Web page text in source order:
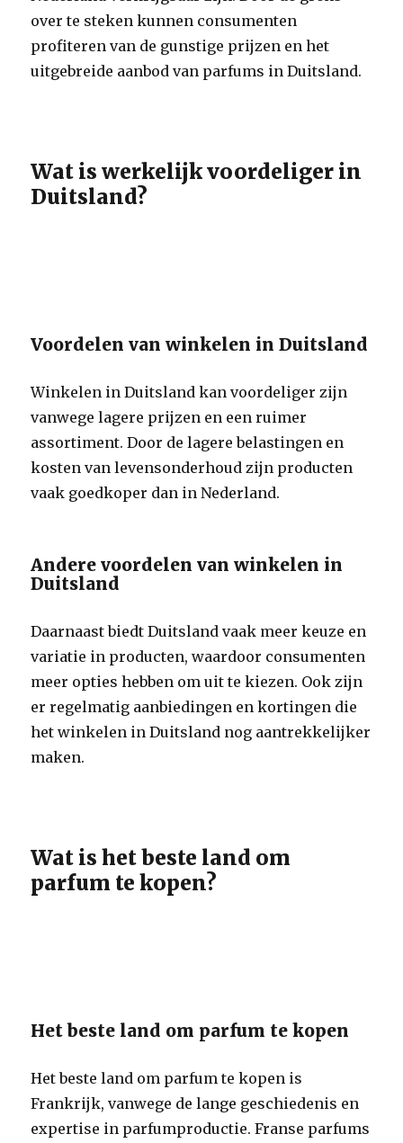
over te steken kunnen consumenten
profiteren van de gunstige prijzen en het
uitgebreide aanbod van parfums in Duitsland.
Wat is werkelijk voordeliger in
Duitsland?
Voordelen van winkelen in Duitsland
Winkelen in Duitsland kan voordeliger zijn
vanwege lagere prijzen en een ruimer
assortiment. Door de lagere belastingen en
kosten van levensonderhoud zijn producten
vaak goedkoper dan in Nederland.
Andere voordelen van winkelen in
Duitsland
Daarnaast biedt Duitsland vaak meer keuze en
variatie in producten, waardoor consumenten
meer opties hebben om uit te kiezen. Ook zijn
er regelmatig aanbiedingen en kortingen die
het winkelen in Duitsland nog aantrekkelijker
maken.
Wat is het beste land om
parfum te kopen?
Het beste land om parfum te kopen
Het beste land om parfum te kopen is
Frankrijk, vanwege de lange geschiedenis en
expertise in parfumproductie. Franse parfums